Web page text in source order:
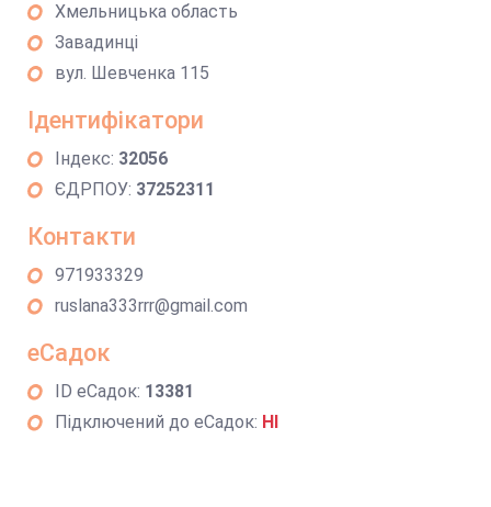
Хмельницька область
Завадинці
вул. Шевченка 115
Ідентифікатори
Індекс: 32056
ЄДРПОУ: 37252311
Контакти
971933329
ruslana333rrr@gmail.com
еСадок
ID еСадок: 13381
Підключений до еСадок: НІ